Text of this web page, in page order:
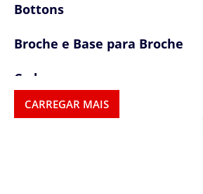
Bottons
Broche e Base para Broche
Cadarço
Carnaval
CARREGAR MAIS